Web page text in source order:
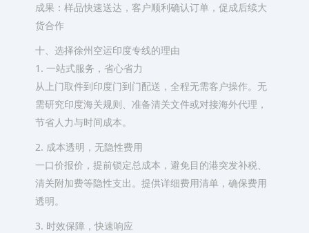
成果：样品快速送达，客户顺利确认订单，促成后续大
货合作
十、选择徐州空运印度专线的理由
1. 一站式服务，省心省力
从上门取件到印度门到门配送，全程无需客户操作。无
需研究印度海关规则、准备清关文件或对接海外代理，
节省人力与时间成本。
2. 成本透明，无隐性费用
一口价报价，提前锁定总成本，避免目的港突发补税、
清关附加费等隐性支出。提供详细费用清单，确保费用
透明。
3. 时效保障，快速响应